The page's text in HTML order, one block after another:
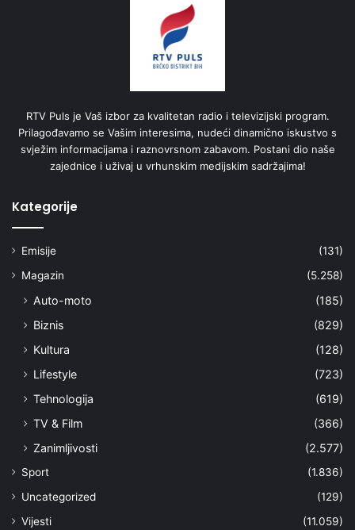
RTV Puls je Vaš izbor za kvalitetan radio i televizijski program.
Prilagođavamo se Vašim interesima, nudeći dinamično iskustvo s
svježim informacijama i raznovrsnom zabavom. Postani dio naše
zajednice i uživaj u vrhunskim medijskim sadržajima!
Kategorije
Emisije
(131)
Magazin
(5.258)
Auto-moto
(185)
Biznis
(829)
Kultura
(128)
Lifestyle
(723)
Tehnologija
(619)
TV & Film
(366)
Zanimljivosti
(2.577)
Sport
(1.836)
Uncategorized
(129)
Vijesti
(11.059)